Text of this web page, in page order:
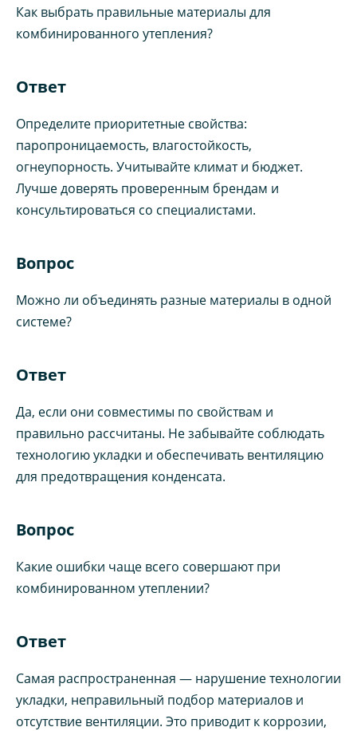
Как выбрать правильные материалы для
комбинированного утепления?
Ответ
Определите приоритетные свойства:
паропроницаемость, влагостойкость,
огнеупорность. Учитывайте климат и бюджет.
Лучше доверять проверенным брендам и
консультироваться со специалистами.
Вопрос
Можно ли объединять разные материалы в одной
системе?
Ответ
Да, если они совместимы по свойствам и
правильно рассчитаны. Не забывайте соблюдать
технологию укладки и обеспечивать вентиляцию
для предотвращения конденсата.
Вопрос
Какие ошибки чаще всего совершают при
комбинированном утеплении?
Ответ
Самая распространенная — нарушение технологии
укладки, неправильный подбор материалов и
отсутствие вентиляции. Это приводит к коррозии,